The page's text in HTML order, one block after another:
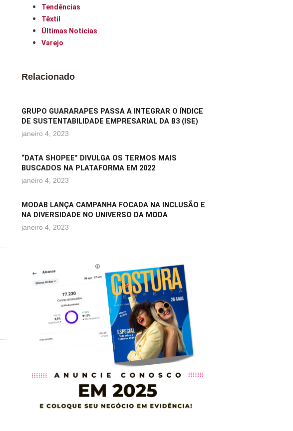
Tendências
Têxtil
Últimas Notícias
Varejo
Relacionado
GRUPO GUARARAPES PASSA A INTEGRAR O ÍNDICE
DE SUSTENTABILIDADE EMPRESARIAL DA B3 (ISE)
janeiro 4, 2023
“DATA SHOPEE” DIVULGA OS TERMOS MAIS
BUSCADOS NA PLATAFORMA EM 2022
janeiro 4, 2023
MODAB LANÇA CAMPANHA FOCADA NA INCLUSÃO E
NA DIVERSIDADE NO UNIVERSO DA MODA
janeiro 4, 2023